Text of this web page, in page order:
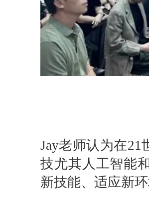
Jay老师认为在
技尤其人工智能
新技能、适应新